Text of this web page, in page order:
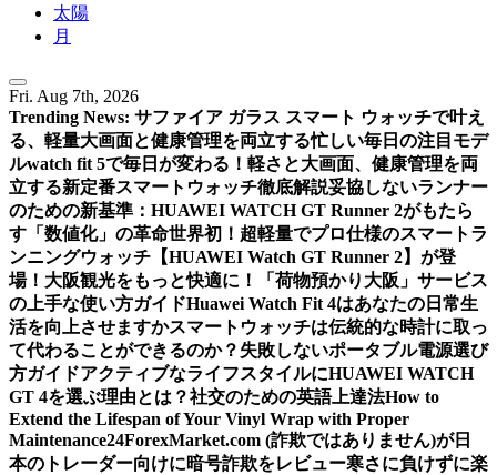
太陽
月
Fri. Aug 7th, 2026
Trending News: サファイア ガラス スマート ウォッチで叶え
る、軽量大画面と健康管理を両立する忙しい毎日の注目モデ
ルwatch fit 5で毎日が変わる！軽さと大画面、健康管理を両
立する新定番スマートウォッチ徹底解説妥協しないランナー
のための新基準：HUAWEI WATCH GT Runner 2がもたら
す「数値化」の革命世界初！超軽量でプロ仕様のスマートラ
ンニングウォッチ【HUAWEI Watch GT Runner 2】が登
場！ 大阪観光をもっと快適に！「荷物預かり大阪」サービス
の上手な使い方ガイドHuawei Watch Fit 4はあなたの日常生
活を向上させますかスマートウォッチは伝統的な時計に取っ
て代わることができるのか？ 失敗しないポータブル電源選び
方ガイドアクティブなライフスタイルにHUAWEI WATCH
GT 4を選ぶ理由とは？社交のための英語上達法How to
Extend the Lifespan of Your Vinyl Wrap with Proper
Maintenance24ForexMarket.com (詐欺ではありません)が日
本のトレーダー向けに暗号詐欺をレビュー寒さに負けずに楽